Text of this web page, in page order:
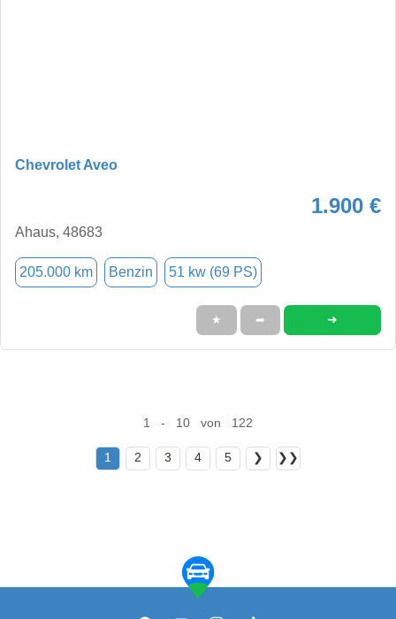
Chevrolet Aveo
1.900 €
Ahaus, 48683
205.000 km Benzin 51 kw (69 PS)
★ ➦ ➜
1 - 10 von 122
1 2 3 4 5 ❯ ❯❯